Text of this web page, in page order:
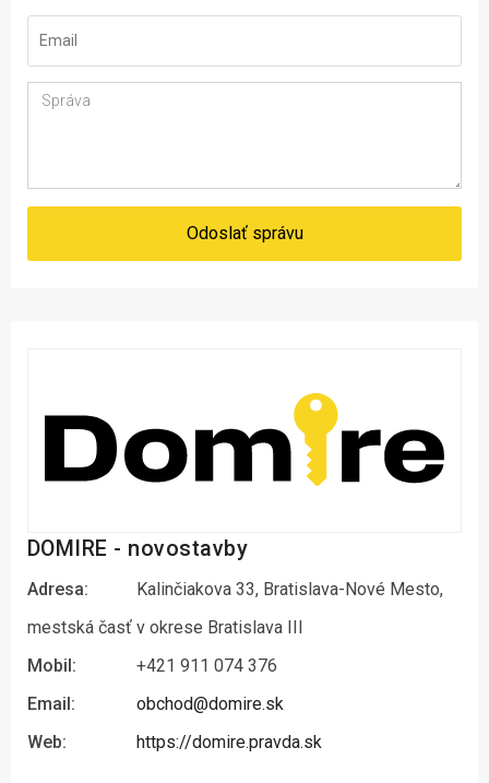
Odoslať správu
DOMIRE - novostavby
Adresa:
Kalinčiakova 33, Bratislava-Nové Mesto,
mestská časť v okrese Bratislava III
Mobil:
+421 911 074 376
Email:
obchod@domire.sk
Web:
https://domire.pravda.sk